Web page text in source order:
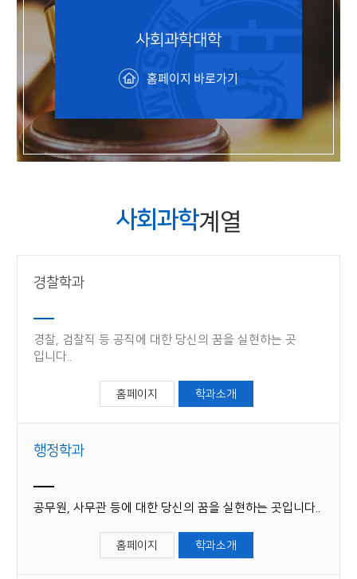
사회과학대학
홈페이지 바로가기
사회과학계열
경찰학과
경찰, 검찰직 등 공직에 대한 당신의 꿈을 실현하는 곳​
입니다.​.
홈페이지 학과소개
행정학과
공무원, 사무관 등에 대한 당신의 꿈을 실현하는 곳​입니다.​.
홈페이지 학과소개